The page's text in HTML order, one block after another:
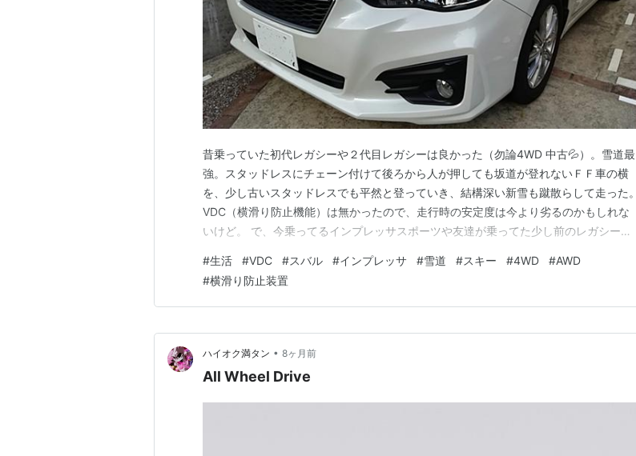
昔乗っていた初代レガシーや２代目レガシーは良かった（勿論4WD 中古💦）。雪道最
強。スタッドレスにチェーン付けて後ろから人が押しても坂道が登れないＦＦ車の横
を、少し古いスタッドレスでも平然と登っていき、結構深い新雪も蹴散らして走った。
VDC（横滑り防止機能）は無かったので、走行時の安定度は今より劣るのかもしれな
いけど。 で、今乗ってるインプレッサスポーツや友達が乗ってた少し前のレガシー
💦。XVもそうかな。（発進時のみOFFにすれば最強のはずだけど） そう、VDC（横滑
り防止装置）をOFFにしないと、雪道発進できない…
#生活 #VDC #スバル #インプレッサ #雪道 #スキー #4WD #AWD
#横滑り防止装置
ハイオク満タン • 8ヶ月前
All Wheel Drive